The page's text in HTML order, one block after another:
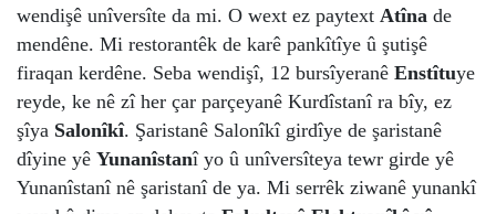
wendişê unîversîte da mi. O wext ez paytext Atîna de
mendêne. Mi restorantêk de karê pankîtîye û şutişê
firaqan kerdêne. Seba wendişî, 12 bursîyeranê Enstîtuye
reyde, ke nê zî her çar parçeyanê Kurdîstanî ra bîy, ez
şîya Salonîkî. Şaristanê Salonîkî girdîye de şaristanê
dîyine yê Yunanîstanî yo û unîversîteya tewr girde yê
Yunanîstanî nê şaristanî de ya. Mi serrêk ziwanê yunankî